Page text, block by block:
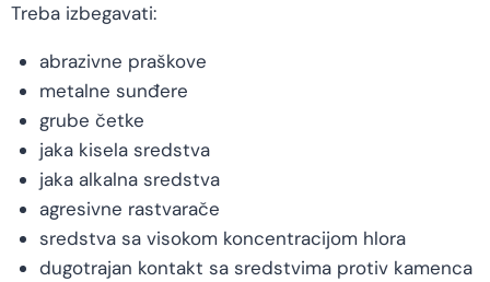
Treba izbegavati:
abrazivne praškove
metalne sunđere
grube četke
jaka kisela sredstva
jaka alkalna sredstva
agresivne rastvarače
sredstva sa visokom koncentracijom hlora
dugotrajan kontakt sa sredstvima protiv kamenca